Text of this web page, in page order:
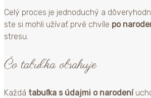
Celý proces je jednoduchý a
ste si mohli užívať prvé chvíle po
stresu.
Čo tabuľka obsahuje
Každá tabuľka s údajmi o narodení